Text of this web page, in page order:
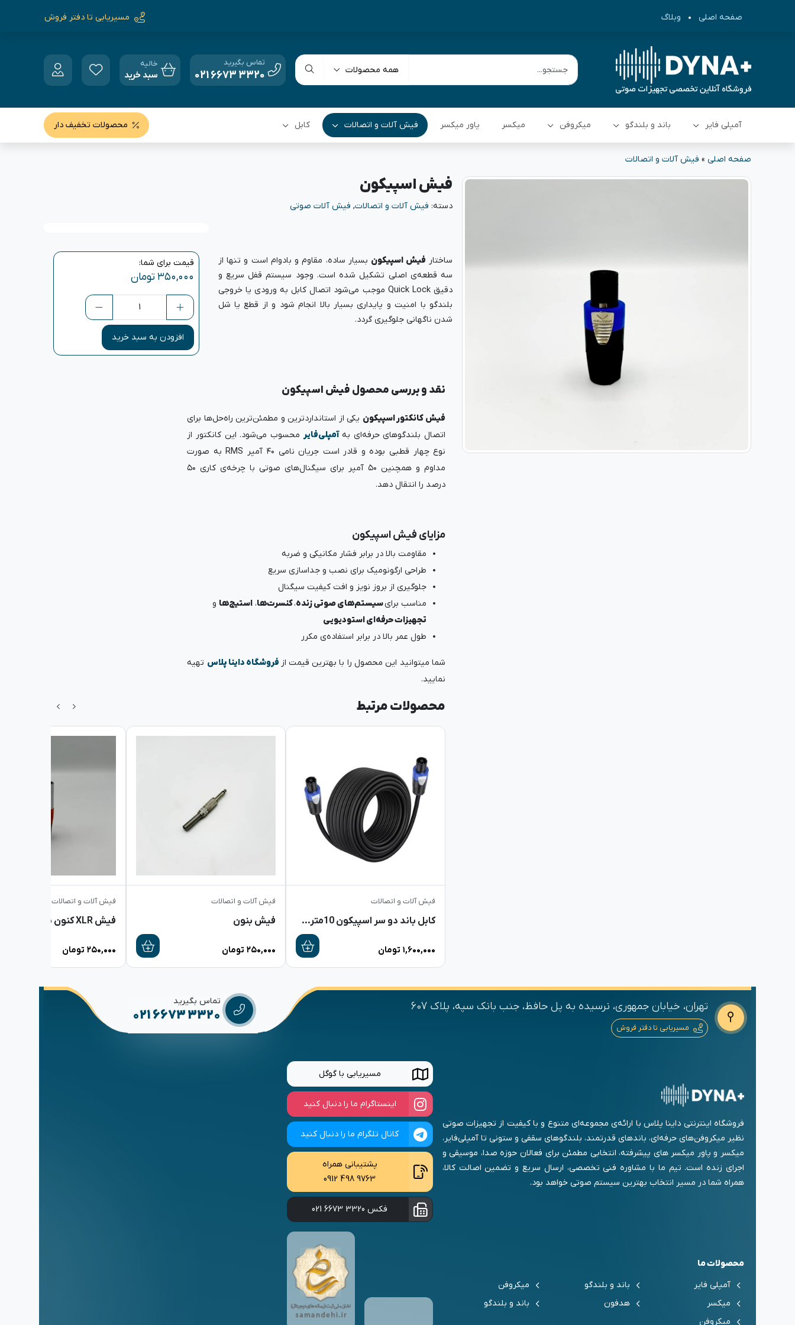
صفحه اصلی وبلاگ مسیریابی تا دفتر فروش
همه محصولات
تماس بگیرید
021 6673 3320
خالیه
سبد خرید
آمپلی فایر باند و بلندگو میکروفن میکسر پاور میکسر فیش آلات و اتصالات کابل محصولات تخفیف دار
صفحه اصلی » فیش آلات و اتصالات
فیش اسپیکون
دسته: فیش آلات و اتصالات, فیش آلات صوتی
ساختار فیش اسپیکون بسیار ساده، مقاوم و بادوام است و تنها از
سه قطعه‌ی اصلی تشکیل شده است. وجود سیستم قفل سریع و
دقیق Quick Lock موجب می‌شود اتصال کابل به ورودی یا خروجی
بلندگو با امنیت و پایداری بسیار بالا انجام شود و از قطع یا شل
شدن ناگهانی جلوگیری گردد.
قیمت برای شما:
۳۵۰,۰۰۰تومان
افزودن به سبد خرید
نقد و بررسی محصول فیش اسپیکون
فیش کانکتور اسپیکون یکی از استانداردترین و مطمئن‌ترین راه‌حل‌ها برای
اتصال بلندگوهای حرفه‌ای بهآمپلی‌فایر محسوب می‌شود. این کانکتور از
نوع چهار قطبی بوده و قادر است جریان نامی ۴۰ آمپر RMS به صورت
مداوم و همچنین ۵۰ آمپر برای سیگنال‌های صوتی با چرخه‌ی کاری ۵۰
درصد را انتقال دهد.
مزایای فیش اسپیکون
مقاومت بالا در برابر فشار مکانیکی و ضربه
طراحی ارگونومیک برای نصب و جداسازی سریع
جلوگیری از بروز نویز و افت کیفیت سیگنال
مناسب برایسیستم‌های صوتی زنده،کنسرت‌ها، استیج‌ها و
تجهیزات حرفه‌ای استودیویی
طول عمر بالا در برابر استفاده‌ی مکرر
شما میتوانید این محصول را با بهترین قیمت از فروشگاه داینا پلاس تهیه
نمایید.
محصولات مرتبط
فیش آلات و اتصالات
کابل باند دو سر اسپیکون 10متری +DYNA
۱,۶۰۰,۰۰۰ تومان
فیش آلات و اتصالات
فیش بنون
۲۵۰,۰۰۰ تومان
فیش آلات و اتصالات
فیش XLR کنون نر PV-501-S
۲۵۰,۰۰۰ تومان
تهران، خیابان جمهوری، نرسیده به پل حافظ، جنب بانک سپه، پلاک 607
مسیریابی تا دفتر فروش
تماس بگیرید
021 6673 3320
فروشگاه اینترنتی داینا پلاس با ارائه‌ی مجموعه‌ای متنوع و با کیفیت از تجهیزات صوتی
نظیر میکروفن‌های حرفه‌ای، باندهای قدرتمند، بلندگوهای سقفی و ستونی تا آمپلی‌فایر،
میکسر و پاور میکسر های پیشرفته، انتخابی مطمئن برای فعالان حوزه صدا، موسیقی و
اجرای زنده است. تیم ما با مشاوره فنی تخصصی، ارسال سریع و تضمین اصالت کالا،
همراه شما در مسیر انتخاب بهترین سیستم صوتی خواهد بود.
مسیریابی با گوگل
اینستاگرام ما را دنبال کنید
کانال تلگرام ما را دنبال کنید
پشتیبانی همراه
0912 498 9763
فکس 021 6673 3320
محصولات ما
آمپلی فایر
باند و بلندگو
میکروفن
میکسر
هدفون
باند و بلندگو
میکروفن